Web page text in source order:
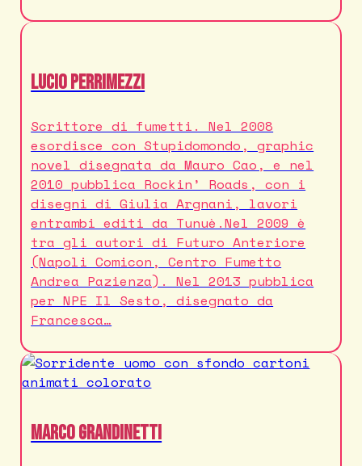
Lucio Perrimezzi
Scrittore di fumetti. Nel 2008
esordisce con Stupidomondo, graphic
novel disegnata da Mauro Cao, e nel
2010 pubblica Rockin’ Roads, con i
disegni di Giulia Argnani, lavori
entrambi editi da Tunuè.Nel 2009 è
tra gli autori di Futuro Anteriore
(Napoli Comicon, Centro Fumetto
Andrea Pazienza). Nel 2013 pubblica
per NPE Il Sesto, disegnato da
Francesca…
Marco Grandinetti